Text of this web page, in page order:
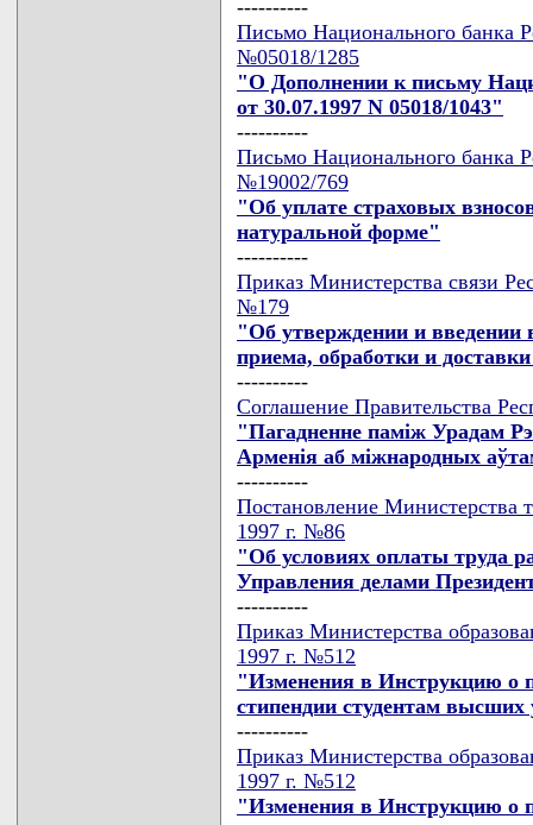
----------
Письмо Национального банка
№05018/1285
"О Дополнении к письму
от 30.07.1997 N 05018/1043"
----------
Письмо Национального банка
№19002/769
"Об уплате страховых
натуральной форме"
----------
Приказ Министерства связи
№179
"Об утверждении и введении
приема, обработки и
----------
Соглашение Правительства
"Пагадненне памiж Урадам
Арменiя аб мiжнародных
----------
Постановление Министерства
1997 г. №86
"Об условиях оплаты труда
Управления делами
----------
Приказ Министерства
1997 г. №512
"Изменения в Инструкцию о
стипендии студентам высших
----------
Приказ Министерства
1997 г. №512
"Изменения в Инструкцию о